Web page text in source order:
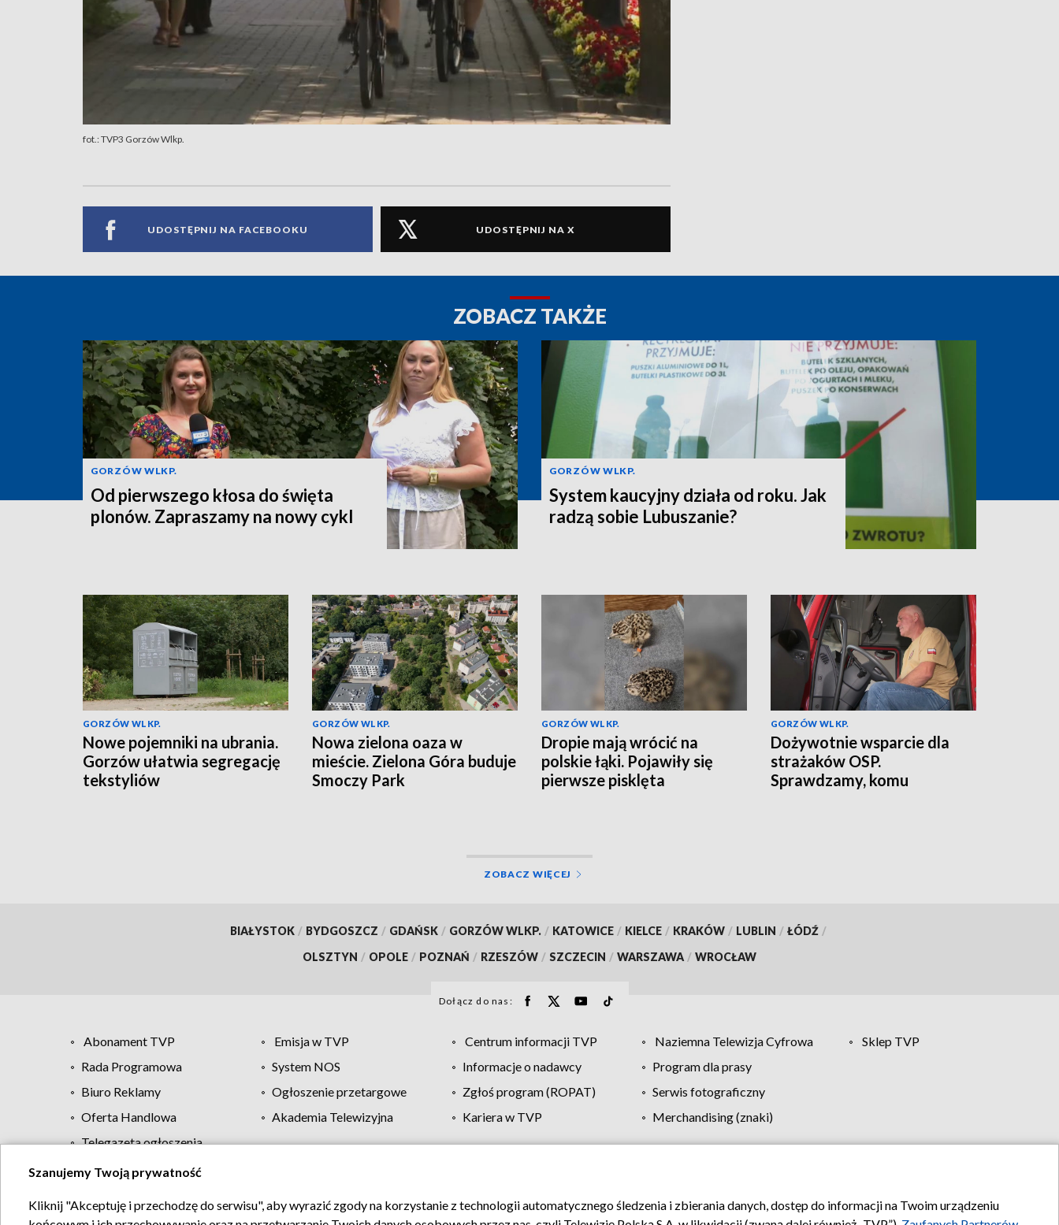
fot.: TVP3 Gorzów Wlkp.
UDOSTĘPNIJ NA FACEBOOKU UDOSTĘPNIJ NA X
ZOBACZ TAKŻE
GORZÓW WLKP.
Od pierwszego kłosa do święta
plonów. Zapraszamy na nowy cykl
GORZÓW WLKP.
System kaucyjny działa od roku. Jak
radzą sobie Lubuszanie?
GORZÓW WLKP.
Nowe pojemniki na ubrania.
Gorzów ułatwia segregację
tekstyliów
GORZÓW WLKP.
Nowa zielona oaza w
mieście. Zielona Góra buduje
Smoczy Park
GORZÓW WLKP.
Dropie mają wrócić na
polskie łąki. Pojawiły się
pierwsze pisklęta
GORZÓW WLKP.
Dożywotnie wsparcie dla
strażaków OSP.
Sprawdzamy, komu
ZOBACZ WIĘCEJ
BIAŁYSTOK / BYDGOSZCZ / GDAŃSK / GORZÓW WLKP. / KATOWICE / KIELCE / KRAKÓW / LUBLIN / ŁÓDŹ /
OLSZTYN / OPOLE / POZNAŃ / RZESZÓW / SZCZECIN / WARSZAWA / WROCŁAW
Dołącz do nas:
Abonament TVP Emisja w TVP Centrum informacji TVP Naziemna Telewizja Cyfrowa
Sklep TVP
Rada Programowa
System NOS Informacje o nadawcy
Program dla prasy
Biuro Reklamy
Ogłoszenie przetargowe Zgłoś program (ROPAT)
Serwis fotograficzny
Oferta Handlowa
Akademia Telewizyjna Kariera w TVP
Merchandising (znaki)
Telegazeta ogłoszenia
Regulamin TVP Polityka prywatności Moje zgody Pomoc Biuro reklamy Kontakt
Szanujemy Twoją prywatność
Kliknij "Akceptuję i przechodzę do serwisu", aby wyrazić zgody na korzystanie z technologii automatycznego śledzenia i zbierania danych, dostęp do informacji na Twoim urządzeniu